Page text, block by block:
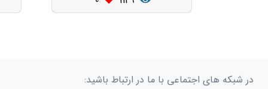
در شبکه های اجتماعی با ما در ارتباط باشید: